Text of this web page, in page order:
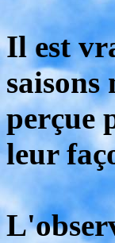
Il est
perçue
leur